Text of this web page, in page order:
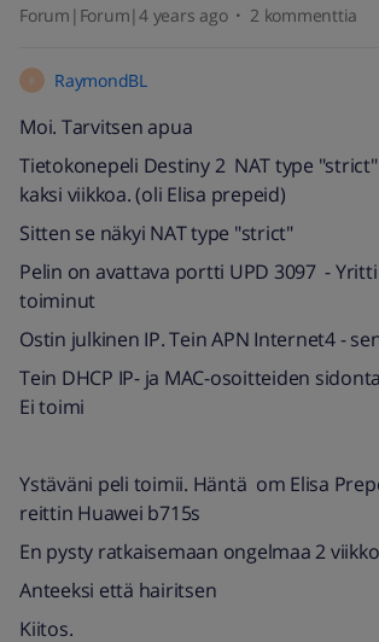
Forum|Forum|4 years ago 2 kommenttia
R RaymondBL
Moi. Tarvitsen apua
Tietokonepeli Destiny 2 NAT type
kaksi viikkoa. (oli Elisa prepeid)
Sitten se näkyi NAT type "strict"
Pelin on avattava portti UPD 3097 -
toiminut
Ostin julkinen IP. Tein APN Internet4 -
Tein DHCP IP- ja MAC-osoitteiden
Ei toimi
Ystäväni peli toimii. Häntä om Elisa
reittin Huawei b715s
En pysty ratkaisemaan ongelmaa 2
Anteeksi että hairitsen
Kiitos.